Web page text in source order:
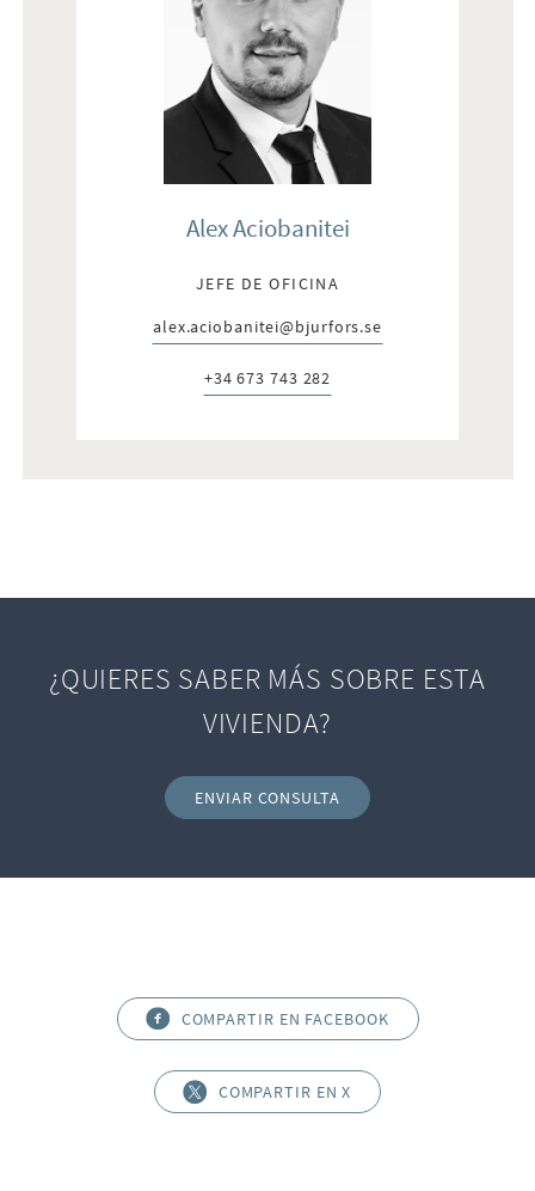
Alex Aciobanitei
JEFE DE OFICINA
E-post:
alex.aciobanitei@bjurfors.se
Telefon:
+34 673 743 282
¿QUIERES SABER MÁS SOBRE ESTA
VIVIENDA?
ENVIAR CONSULTA
COMPARTIR EN FACEBOOK
COMPARTIR EN X